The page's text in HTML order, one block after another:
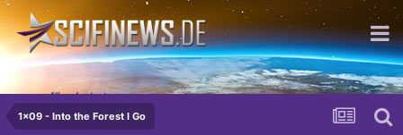
was für ein Leben...
1x09 - Into the Forest I Go